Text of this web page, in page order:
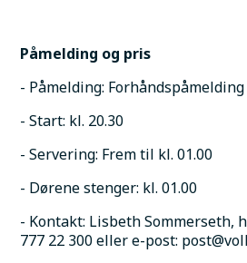
Påmelding og pris
- Påmelding:
- Start: kl. 20.30
- Servering: Frem til kl. 01.00
- Dørene stenger: kl. 01.00
- Kontakt: Lisbeth Sommerseth,
777 22 300 eller e-post: